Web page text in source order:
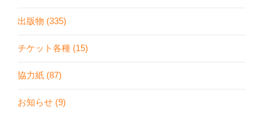
出版物 (335)
チケット各種 (15)
協力紙 (87)
お知らせ (9)